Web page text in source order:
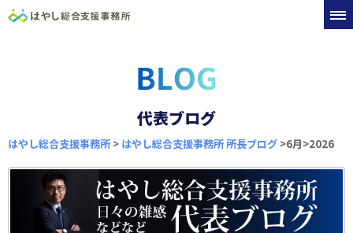
代表ブログ
はやし総合支援事務所> はやし総合支援事務所 所長ブログ >6月>2026